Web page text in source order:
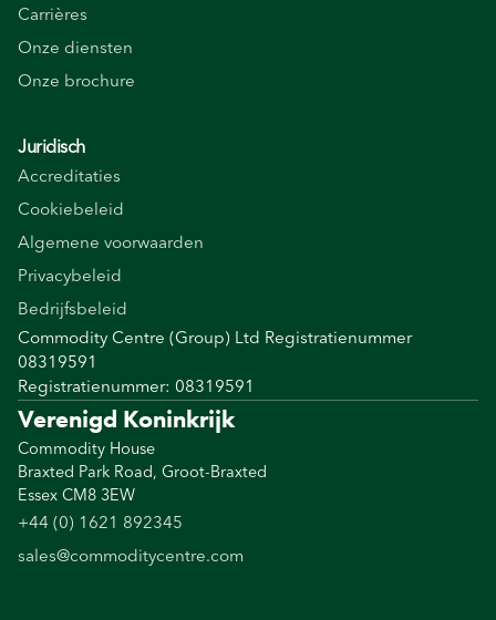
Carrières
Onze diensten
Onze brochure
Juridisch
Accreditaties
Cookiebeleid
Algemene voorwaarden
Privacybeleid
Bedrijfsbeleid
Commodity Centre (Group) Ltd Registratienummer
08319591
Registratienummer: 08319591
Verenigd Koninkrijk
Commodity House
Braxted Park Road, Groot-Braxted
Essex CM8 3EW
+44 (0) 1621 892345
sales@commoditycentre.com